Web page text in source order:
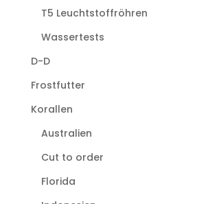
T5 Leuchtstoffröhren
Wassertests
D-D
Frostfutter
Korallen
Australien
Cut to order
Florida